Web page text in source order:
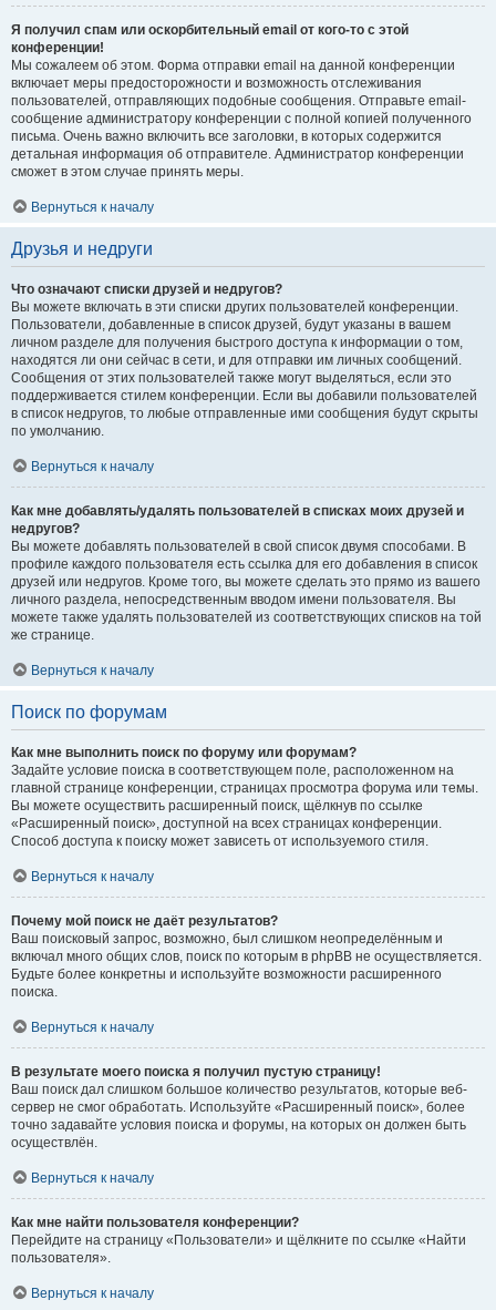
Я получил спам или оскорбительный email от кого-то с этой
конференции!
Мы сожалеем об этом. Форма отправки email на данной конференции
включает меры предосторожности и возможность отслеживания
пользователей, отправляющих подобные сообщения. Отправьте email-
сообщение администратору конференции с полной копией полученного
письма. Очень важно включить все заголовки, в которых содержится
детальная информация об отправителе. Администратор конференции
сможет в этом случае принять меры.
Вернуться к началу
Друзья и недруги
Что означают списки друзей и недругов?
Вы можете включать в эти списки других пользователей конференции.
Пользователи, добавленные в список друзей, будут указаны в вашем
личном разделе для получения быстрого доступа к информации о том,
находятся ли они сейчас в сети, и для отправки им личных сообщений.
Сообщения от этих пользователей также могут выделяться, если это
поддерживается стилем конференции. Если вы добавили пользователей
в список недругов, то любые отправленные ими сообщения будут скрыты
по умолчанию.
Вернуться к началу
Как мне добавлять/удалять пользователей в списках моих друзей и
недругов?
Вы можете добавлять пользователей в свой список двумя способами. В
профиле каждого пользователя есть ссылка для его добавления в список
друзей или недругов. Кроме того, вы можете сделать это прямо из вашего
личного раздела, непосредственным вводом имени пользователя. Вы
можете также удалять пользователей из соответствующих списков на той
же странице.
Вернуться к началу
Поиск по форумам
Как мне выполнить поиск по форуму или форумам?
Задайте условие поиска в соответствующем поле, расположенном на
главной странице конференции, страницах просмотра форума или темы.
Вы можете осуществить расширенный поиск, щёлкнув по ссылке
«Расширенный поиск», доступной на всех страницах конференции.
Способ доступа к поиску может зависеть от используемого стиля.
Вернуться к началу
Почему мой поиск не даёт результатов?
Ваш поисковый запрос, возможно, был слишком неопределённым и
включал много общих слов, поиск по которым в phpBB не осуществляется.
Будьте более конкретны и используйте возможности расширенного
поиска.
Вернуться к началу
В результате моего поиска я получил пустую страницу!
Ваш поиск дал слишком большое количество результатов, которые веб-
сервер не смог обработать. Используйте «Расширенный поиск», более
точно задавайте условия поиска и форумы, на которых он должен быть
осуществлён.
Вернуться к началу
Как мне найти пользователя конференции?
Перейдите на страницу «Пользователи» и щёлкните по ссылке «Найти
пользователя».
Вернуться к началу